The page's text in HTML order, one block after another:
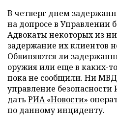
В четверг днем
на допросе в Управлении
Адвокаты некоторых из
задержание их клиентов
Обвиняются ли
оружия или еще в каких-
пока не сообщили. Ни
управление
дать РИА «Новости»
по данному инциденту.